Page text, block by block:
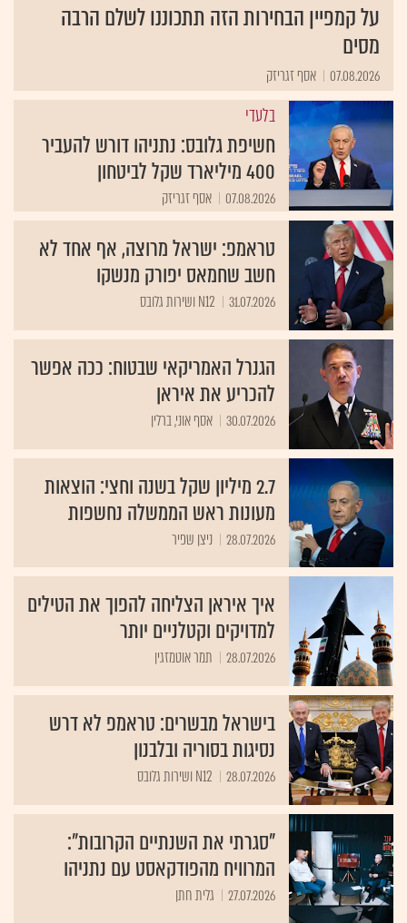
על קמפיין הבחירות הזה תתכוננו לשלם הרבה
מסים
07.08.2026 אסף זגריזק
בלעדי
חשיפת גלובס: נתניהו דורש להעביר
400 מיליארד שקל לביטחון
07.08.2026 אסף זגריזק
טראמפ: ישראל מרוצה, אף אחד לא
חשב שחמאס יפורק מנשקו
31.07.2026 N12 ושירות גלובס
הגנרל האמריקאי שבטוח: ככה אפשר
להכריע את איראן
30.07.2026 אסף אוני, ברלין
2.7 מיליון שקל בשנה וחצי: הוצאות
מעונות ראש הממשלה נחשפות
28.07.2026 ניצן שפיר
איך איראן הצליחה להפוך את הטילים
למדויקים וקטלניים יותר
28.07.2026 תמר אוטמזגין
בישראל מבשרים: טראמפ לא דרש
נסיגות בסוריה ובלבנון
28.07.2026 N12 ושירות גלובס
"סגרתי את השנתיים הקרובות":
המרוויח מהפודקאסט עם נתניהו
27.07.2026 גלית חתן